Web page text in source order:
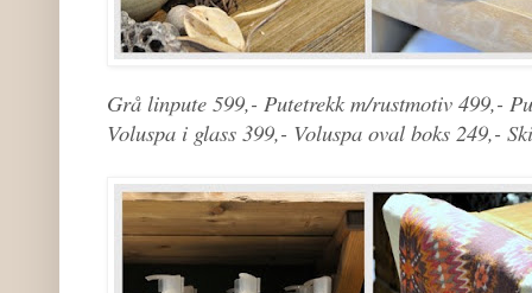
Grå linpute 599,- Putetrekk m/rustmotiv 499,-
Voluspa i glass 399,- Voluspa oval boks 249,-